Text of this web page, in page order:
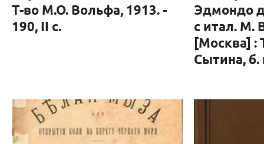
Т-во М.О. Вольфа, 1913. -
190, II с.
Эдмондо
с итал. М.
[Москва] :
Сытина, б.